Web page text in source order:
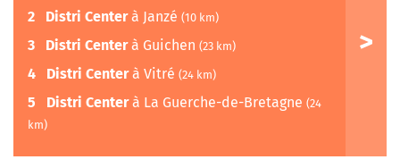
2 Distri Centerà Janzé (10 km)
3 Distri Centerà Guichen (23 km)
4 Distri Centerà Vitré (24 km)
5 Distri Centerà La Guerche-de-Bretagne (24
km)